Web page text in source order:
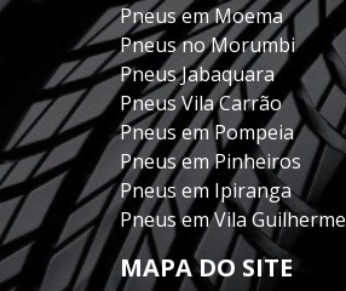
Pneus em Moema
Pneus no Morumbi
Pneus Jabaquara
Pneus Vila Carrão
Pneus em Pompeia
Pneus em Pinheiros
Pneus em Ipiranga
Pneus em Vila Guilherme
MAPA DO SITE